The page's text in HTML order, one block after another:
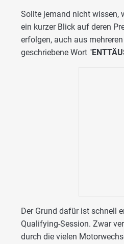
Sollte jemand nicht wissen,
ein kurzer Blick auf deren
erfolgen, auch aus
geschriebene Wort "
Der Grund dafür ist schnell
Qualifying-Session. Zwar
durch die vielen